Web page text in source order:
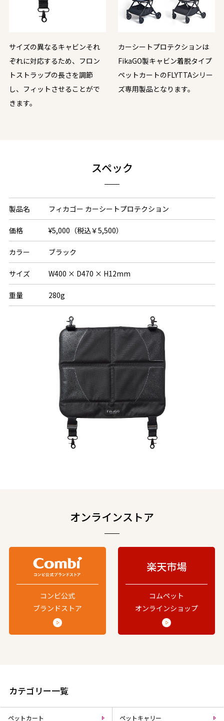
サイズの異なるキャビンそれ
ぞれに対応するため、フロン
トストラップの長さを調節
し、フィットさせることがで
きます。
カーシートプロテクションは
FikaGO製キャビン着脱タイプ
ペットカートのFLYTTAシリー
ズ専用製品となります。
スペック
製品名 フィカゴー カーシートプロテクション
価格 ¥5,000（税込￥5,500）
カラー ブラック
サイズ W400 × D470 × H12mm
重量 280g
オンラインストア
コンビ公式
ブランドストア
コムペット
オンラインショップ
カテゴリー一覧
ペットカート ペットキャリー